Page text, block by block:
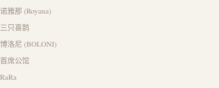
诺雅那 (Royana)
三只喜鹊
博洛尼 (BOLONI)
首席公馆
RaRa